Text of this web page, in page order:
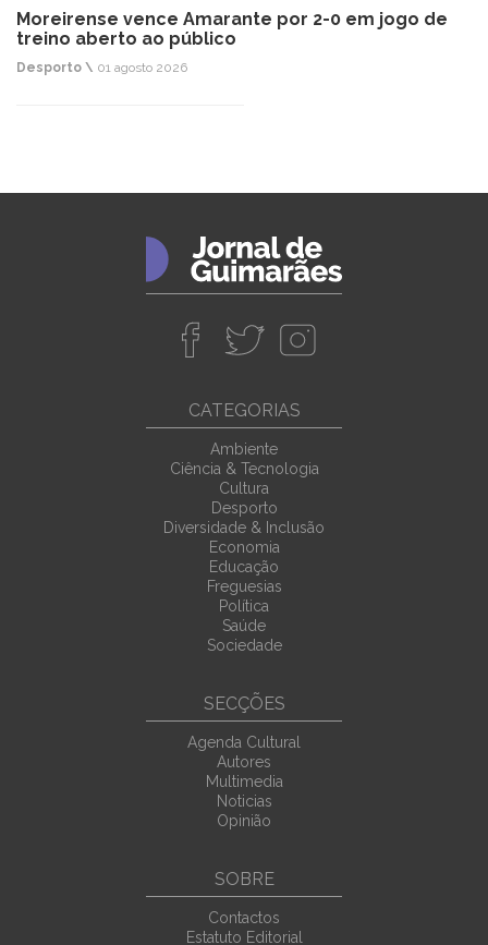
Moreirense vence Amarante por 2-0 em jogo de
treino aberto ao público
Desporto \ 01 agosto 2026
CATEGORIAS
Ambiente
Ciência & Tecnologia
Cultura
Desporto
Diversidade & Inclusão
Economia
Educação
Freguesias
Política
Saúde
Sociedade
SECÇÕES
Agenda Cultural
Autores
Multimedia
Noticias
Opinião
SOBRE
Contactos
Estatuto Editorial